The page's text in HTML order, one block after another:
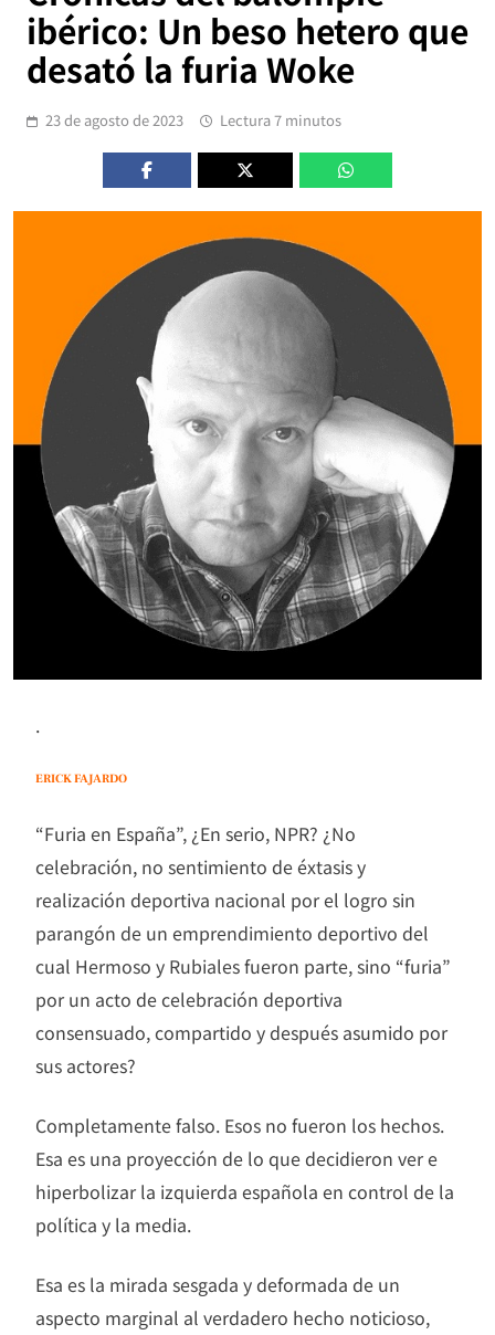
ibérico: Un beso hetero que
desató la furia Woke
23 de agosto de 2023 Lectura 7 minutos
.
ERICK FAJARDO
“Furia en España”, ¿En serio, NPR? ¿No
celebración, no sentimiento de éxtasis y
realización deportiva nacional por el logro sin
parangón de un emprendimiento deportivo del
cual Hermoso y Rubiales fueron parte, sino “furia”
por un acto de celebración deportiva
consensuado, compartido y después asumido por
sus actores?
Completamente falso. Esos no fueron los hechos.
Esa es una proyección de lo que decidieron ver e
hiperbolizar la izquierda española en control de la
política y la media.
Esa es la mirada sesgada y deformada de un
aspecto marginal al verdadero hecho noticioso,